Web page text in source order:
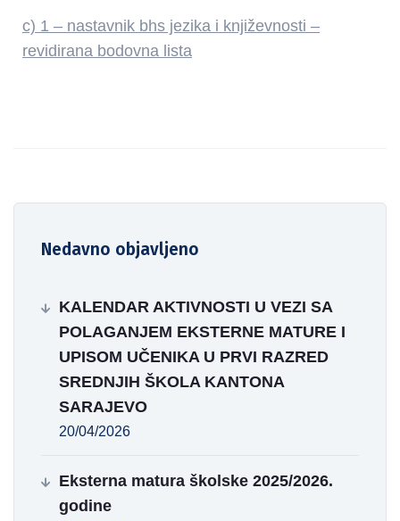
c) 1 – nastavnik bhs jezika i književnosti –
revidirana bodovna lista
Nedavno objavljeno
KALENDAR AKTIVNOSTI U VEZI SA
POLAGANJEM EKSTERNE MATURE I
UPISOM UČENIKA U PRVI RAZRED
SREDNJIH ŠKOLA KANTONA
SARAJEVO
20/04/2026
Eksterna matura školske 2025/2026.
godine